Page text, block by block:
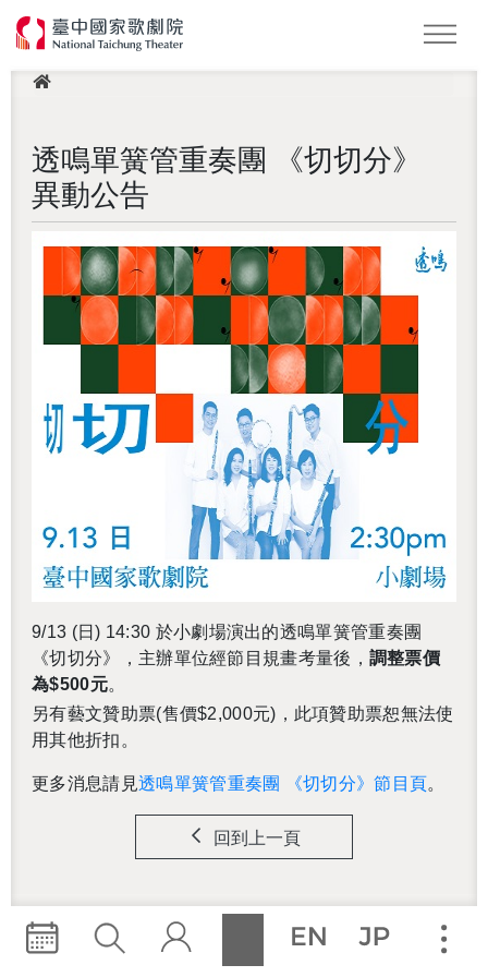
透鳴單簧管重奏團 《切切分》
異動公告
9/13 (日) 14:30 於小劇場演出的透鳴單簧管重奏團
《切切分》，主辦單位經節目規畫考量後， 調整票價
為$500元。
另有藝文贊助票(售價$2,000元)，此項贊助票恕無法使
用其他折扣。
更多消息請見透鳴單簧管重奏團 《切切分》節目頁。
回到上一頁
此頁面受 Google reCAPTCHA 保護，以確認您不是機器人。
This site is protected by reCAPTCHA and the Google
PolicyandTerms of Serviceapply.
LOGIN 登入會員
還沒加入會員